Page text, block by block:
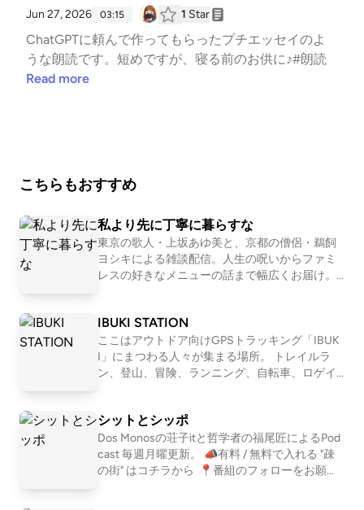
Jun 27, 2026 03:15 1 Star
ChatGPTに頼んで作ってもらったプチエッセイのよ
うな朗読です。短めですが、寝る前のお供に♪#朗読
Read more
こちらもおすすめ
私より先に丁寧に暮らすな
東京の歌人・上坂あゆ美と、京都の僧侶・鵜飼
ヨシキによる雑談配信。人生の呪いからファミ
レスの好きなメニューの話まで幅広くお届け。
s://open.spotify.com/episode/751EzuNXjpgP2i5
3P7OtX7?si=XxN2eddURsas_JWE6KFu-A #163
恋愛ってマーージでクソだと思っている人の話
https://open.spotify.com/episode/1WgeglhRT5
組公式SNS https://x.com/yori_suna （インス
タもある） 🚗🚥番組公式コミュニティ http
s://rooom.listen.style/p/ 📨その他、番組へのお
問い合わせはコチラまで yorisuna24@gmail.co
IBUKI STATION
ここはアウトドア向けGPSトラッキング「IBUK
I」にまつわる人々が集まる場所。 トレイルラ
ン、登山、冒険、ランニング、自転車、ロゲイ
しむ姿勢。 自然を目一杯楽しみ、苦しみなが
ら、人と接する喜びにも気付く。 アウトドアを
満喫するみなさんが、ほっとできるIBUKI STATI
ONです。 IBUKI https://ibuki.run/ 近藤淳也 IBU
シットとシッポ
Dos Monosの荘子itと哲学者の福尾匠によるPod
cast 毎週月曜更新。 📣有料 / 無料で入れる "疎
の街" はコチラから ⁠ 📍番組のフォローをお願い